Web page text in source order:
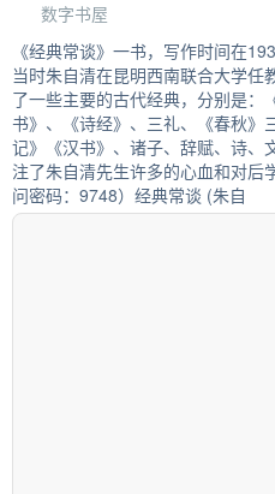
数字书屋
《经典常谈》一书，写作时间在
当时朱自清在昆明西南联合大学任
了一些主要的古代经典，分别是：
书》、《诗经》、三礼、《春秋》
记》《汉书》、诸子、辞赋、诗、
注了朱自清先生许多的心血和对后
问密码：9748）经典常谈 (朱自